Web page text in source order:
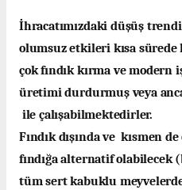
İhracatımızdaki düşüş
olumsuz etkileri kısa sürede
çok fındık kırma ve modern
üretimi durdurmuş veya
ile çalışabilmektedirler.
Fındık dışında ve kısmen
fındığa alternatif olabilecek
tüm sert kabuklu